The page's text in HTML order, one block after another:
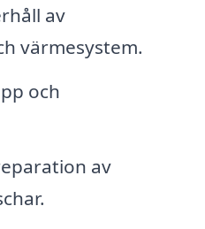
av
värmesystem.
och
av